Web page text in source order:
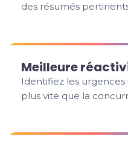
des résumés
Meilleure
Identifiez les
plus vite que la